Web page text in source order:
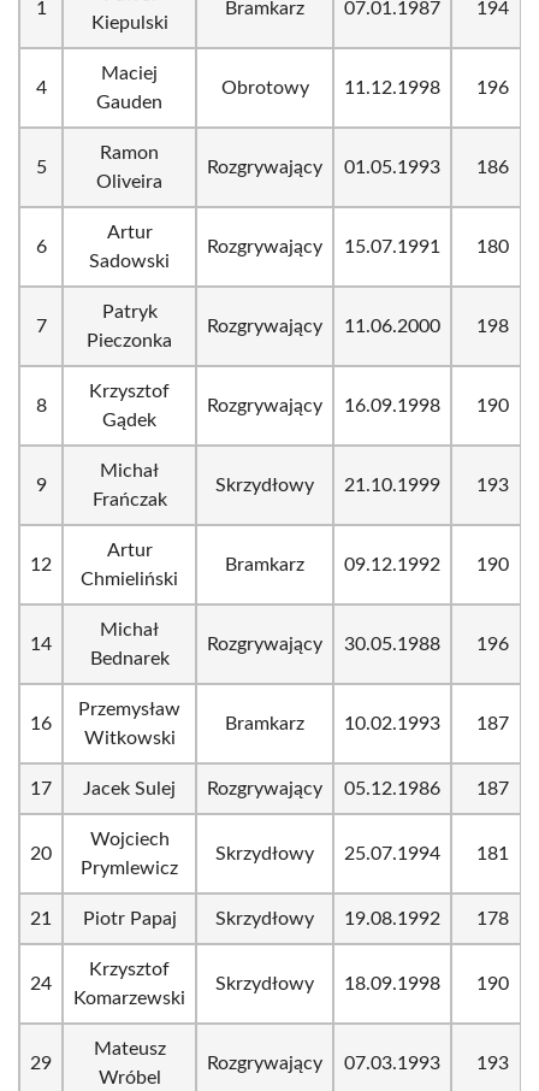
1
Kiepulski
Bramkarz 07.01.1987 194
4
Maciej
Gauden
Obrotowy 11.12.1998 196
5
Ramon
Oliveira
Rozgrywający 01.05.1993 186
6
Artur
Sadowski
Rozgrywający 15.07.1991 180
7
Patryk
Pieczonka
Rozgrywający 11.06.2000 198
8
Krzysztof
Gądek
Rozgrywający 16.09.1998 190
9
Michał
Frańczak
Skrzydłowy 21.10.1999 193
12
Artur
Chmieliński
Bramkarz 09.12.1992 190
14
Michał
Bednarek
Rozgrywający 30.05.1988 196
16
Przemysław
Witkowski
Bramkarz 10.02.1993 187
17 Jacek Sulej Rozgrywający 05.12.1986 187
20
Wojciech
Prymlewicz
Skrzydłowy 25.07.1994 181
21 Piotr Papaj Skrzydłowy 19.08.1992 178
24
Krzysztof
Komarzewski
Skrzydłowy 18.09.1998 190
29
Mateusz
Wróbel
Rozgrywający 07.03.1993 193